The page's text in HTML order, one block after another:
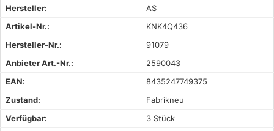
Hersteller:
AS
Artikel-Nr.:
KNK4Q436
Hersteller-Nr.:
91079
Anbieter Art.-Nr.:
2590043
EAN:
8435247749375
Zustand:
Fabrikneu
Verfügbar:
3 Stück